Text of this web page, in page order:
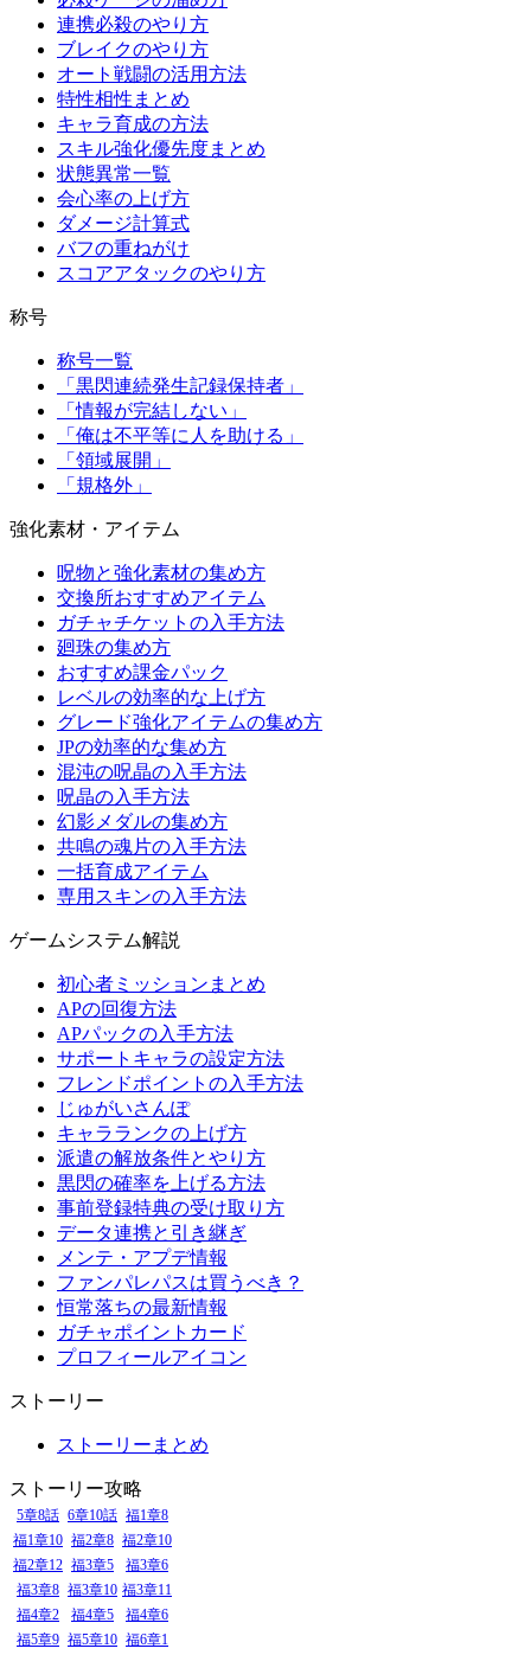
連携必殺のやり方
ブレイクのやり方
オート戦闘の活用方法
特性相性まとめ
キャラ育成の方法
スキル強化優先度まとめ
状態異常一覧
会心率の上げ方
ダメージ計算式
バフの重ねがけ
スコアアタックのやり方
称号
称号一覧
「黒閃連続発生記録保持者」
「情報が完結しない」
「俺は不平等に人を助ける」
「領域展開」
「規格外」
強化素材・アイテム
呪物と強化素材の集め方
交換所おすすめアイテム
ガチャチケットの入手方法
廻珠の集め方
おすすめ課金パック
レベルの効率的な上げ方
グレード強化アイテムの集め方
JPの効率的な集め方
混沌の呪晶の入手方法
呪晶の入手方法
幻影メダルの集め方
共鳴の魂片の入手方法
一括育成アイテム
専用スキンの入手方法
ゲームシステム解説
初心者ミッションまとめ
APの回復方法
APパックの入手方法
サポートキャラの設定方法
フレンドポイントの入手方法
じゅがいさんぽ
キャラランクの上げ方
派遣の解放条件とやり方
黒閃の確率を上げる方法
事前登録特典の受け取り方
データ連携と引き継ぎ
メンテ・アプデ情報
ファンパレパスは買うべき？
恒常落ちの最新情報
ガチャポイントカード
プロフィールアイコン
ストーリー
ストーリーまとめ
ストーリー攻略
5章8話 6章10話 福1章8
福1章10 福2章8 福2章10
福2章12 福3章5
福3章6
福3章8 福3章10 福3章11
福4章2
福4章5
福4章6
福5章9 福5章10 福6章1